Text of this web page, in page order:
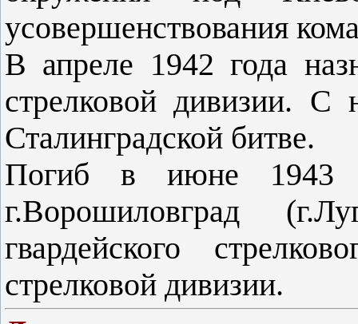
усовершенствования
В апреле 1942 года
стрелковой дивизии. С
Сталинградской битве.
Погиб в июне 1943
г.Ворошиловград
гвардейского
стрелковой дивизии.